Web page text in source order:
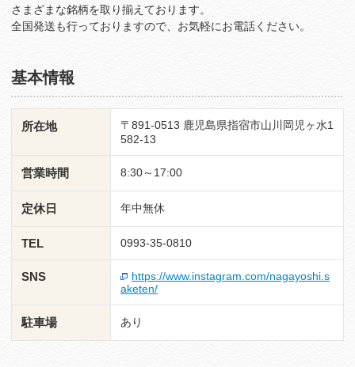
さまざまな銘柄を取り揃えております。
全国発送も行っておりますので、お気軽にお電話ください。
基本情報
所在地
〒891-0513 鹿児島県指宿市山川岡児ヶ水1
582-13
営業時間 8:30～17:00
定休日 年中無休
TEL 0993-35-0810
SNS
https://www.instagram.com/nagayoshi.s
aketen/
駐車場 あり